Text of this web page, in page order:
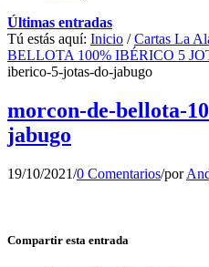
Últimas entradas
Tú estás aquí: Inicio / Cartas La
BELLOTA 100% IBÉRICO 5
iberico-5-jotas-do-jabugo
morcon-de-bellota-
jabugo
19/10/2021/0 Comentarios/por
Compartir esta entrada